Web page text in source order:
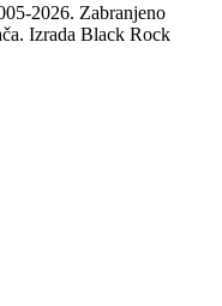
2026. Zabranjeno
Izrada Black Rock